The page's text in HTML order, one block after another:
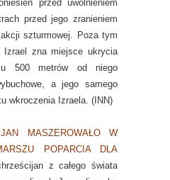
przed uwolnieniem
przed jego zranieniem
szturmowej. Poza tym
zna miejsce ukrycia
500 metrów od niego
a jego samego
wkroczenia Izraela. (INN)
MASZEROWAŁO W
POPARCIA DLA
z całego świata